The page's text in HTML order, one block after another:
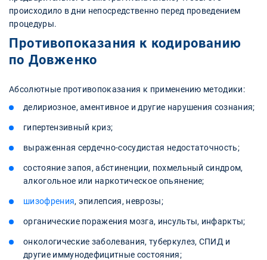
происходило в дни непосредственно перед проведением
процедуры.
Противопоказания к кодированию
по Довженко
Абсолютные противопоказания к применению методики:
делириозное, аментивное и другие нарушения сознания;
гипертензивный криз;
выраженная сердечно-сосудистая недостаточность;
состояние запоя, абстиненции, похмельный синдром,
алкогольное или наркотическое опьянение;
шизофрения, эпилепсия, неврозы;
органические поражения мозга, инсульты, инфаркты;
онкологические заболевания, туберкулез, СПИД и
другие иммунодефицитные состояния;